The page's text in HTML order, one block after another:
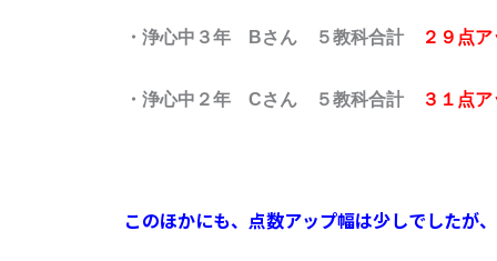
・浄心中３年 Bさん ５教科合計 ２９点
・浄心中２年 Cさん ５教科合計 ３１点
このほかにも、点数アップ幅は少しでしたが、